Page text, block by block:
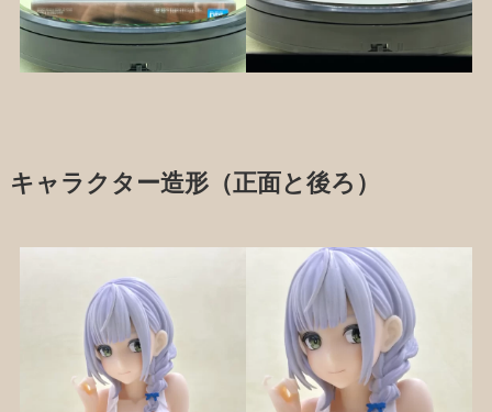
キャラクター造形（正面と後ろ）